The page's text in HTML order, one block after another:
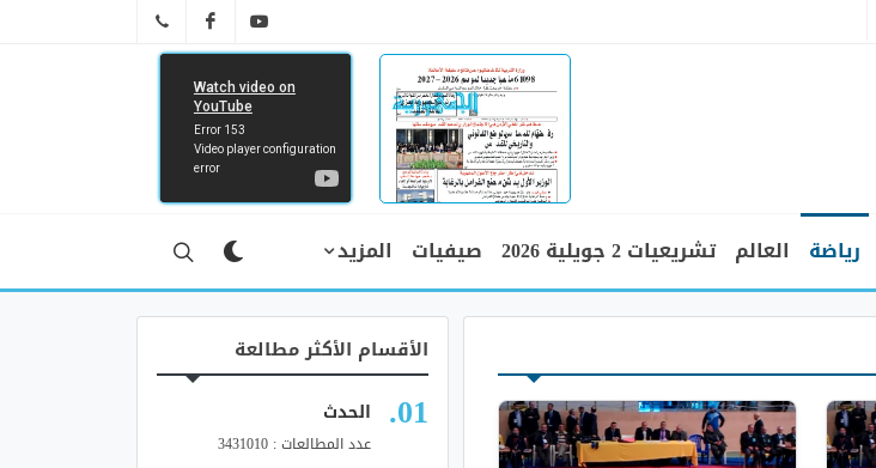
YT
FB
رياضة العالم تشريعيات 2 جويلية 2026 صيفيات المزيد
الأقسام الأكثر مطالعة
الحدث
عدد المطالعات : 3431010